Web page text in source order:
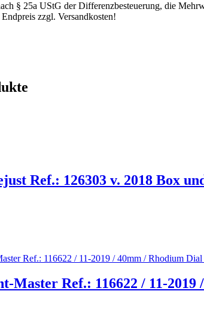
§ 25a UStG der Differenzbesteuerung, die
zzgl. Versandkosten!
Ref.: 126303 v. 2018 Box
Master Ref.: 116622 / 11-